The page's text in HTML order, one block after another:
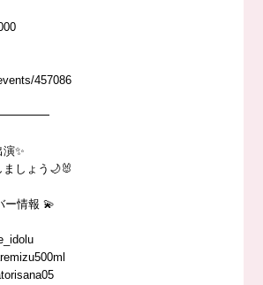
457086
✨
しょう🌙🐰
ー情報 💫